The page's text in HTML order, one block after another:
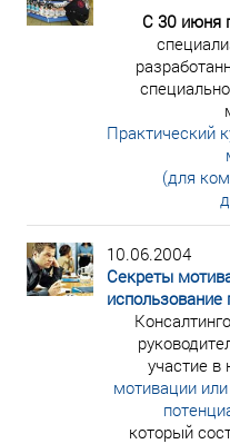
С 30 июня
Практический
(для
10.06.2004
Секреты
участие в
мотивации
который